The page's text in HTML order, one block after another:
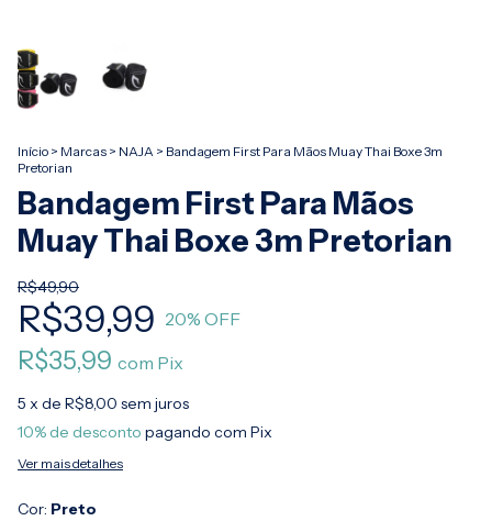
Início > Marcas > NAJA > Bandagem First Para Mãos Muay Thai Boxe 3m
Pretorian
Bandagem First Para Mãos
Muay Thai Boxe 3m Pretorian
R$49,90
R$39,99 20% OFF
R$35,99 com Pix
5 x de R$8,00 sem juros
10% de desconto pagando com Pix
Ver mais detalhes
Cor: Preto